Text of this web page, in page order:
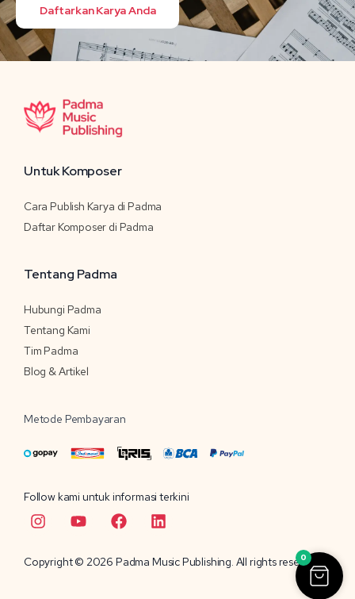
Daftarkan Karya Anda
Untuk Komposer
Cara Publish Karya di Padma
Daftar Komposer di Padma
Tentang Padma
Hubungi Padma
Tentang Kami
Tim Padma
Blog & Artikel
Metode Pembayaran
Follow kami untuk informasi terkini
I
n
t
Y
o
t
F
a
e
L
i
k
Copyright © 2026 Padma Music Publishing. All rights reserved.
0